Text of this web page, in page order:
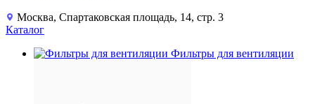
Москва, Спартаковская площадь, 14, стр. 3
Каталог
Фильтры для вентиляции